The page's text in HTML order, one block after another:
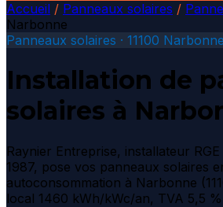
Accueil / Panneaux solaires /
Narbonne
Panneaux solaires · 11100 Narbonne
Installation de
solaires à
Raynier Entreprise, installateur
1987, pose vos panneaux solaires
autoconsommation à Narbonne
local 1460 kWh/kWc/an, TVA 5,5